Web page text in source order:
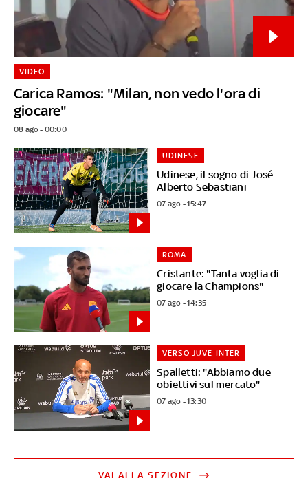
Carica Ramos: "Milan, non vedo l'ora di
giocare"
VIDEO
08 ago - 00:00
Udinese, il sogno di José
Alberto Sebastiani
UDINESE
07 ago - 15:47
Cristante: "Tanta voglia di
giocare la Champions"
ROMA
07 ago - 14:35
Spalletti: "Abbiamo due
obiettivi sul mercato"
VERSO JUVE-INTER
07 ago - 13:30
VAI ALLA SEZIONE